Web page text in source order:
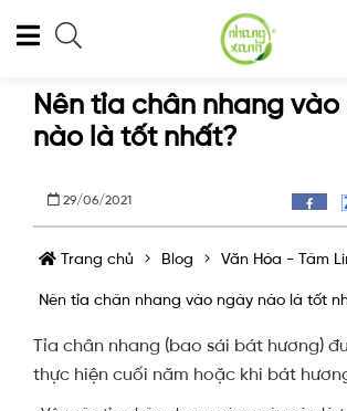
Nên tỉa chân nhang
nào là tốt nhất?
29/06/2021
Trang chủ Blog Văn Hóa - Tâm
Nên tỉa chân nhang vào ngày nào là tốt
Tỉa chân nhang (bao sái bát hương)
thực hiện cuối năm hoặc khi bát